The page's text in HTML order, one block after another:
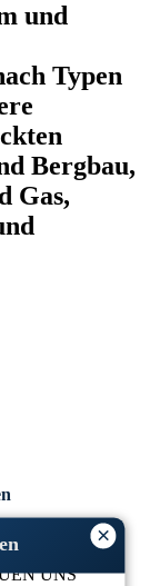
und
Typen
Bergbau,
Gas,
UNS
×